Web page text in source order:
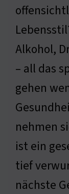
Alkohol,
– all das
gehen
nehmen
ist ein
tief
nächste